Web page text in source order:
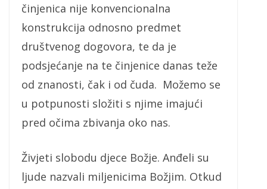
činjenica nije konvencionalna
konstrukcija odnosno predmet
društvenog dogovora, te da je
podsjećanje na te činjenice danas teže
od znanosti, čak i od čuda. Možemo se
u potpunosti složiti s njime imajući
pred očima zbivanja oko nas.
Živjeti slobodu djece Božje. Anđeli su
ljude nazvali miljenicima Božjim. Otkud